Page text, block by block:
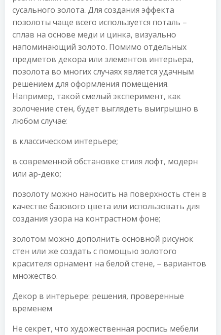
сусального золота. Для создания эффекта
позолоты чаще всего используется поталь –
сплав на основе меди и цинка, визуально
напоминающий золото. Помимо отдельных
предметов декора или элементов интерьера,
позолота во многих случаях является удачным
решением для оформления помещения.
Например, такой смелый эксперимент, как
золочение стен, будет выглядеть выигрышно в
любом случае:
в классическом интерьере;
в современной обстановке стиля лофт, модерн
или ар-деко;
позолоту можно наносить на поверхность стен в
качестве базового цвета или использовать для
создания узора на контрастном фоне;
золотом можно дополнить основной рисунок
стен или же создать с помощью золотого
красителя орнамент на белой стене, – вариантов
множество.
Декор в интерьере: решения, проверенные
временем
Не секрет, что художественная роспись мебели